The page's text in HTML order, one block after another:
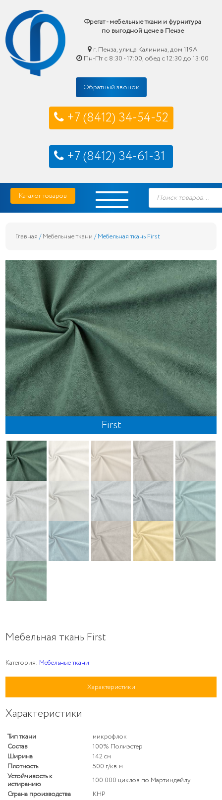
Фрегат - мебельные ткани и фурнитура
по выгодной цене в Пензе
г. Пенза, улица Калинина, дом 119А
Пн-Пт с 8:30 - 17:00, обед с 12:30 до 13:00
Обратный звонок
+7 (8412) 34-54-52
+7 (8412) 34-61-31
Skip
content
Фрегат — мебельные ткани и фурнитура купить по выгодной цене в Пензе
Каталог товаров
Поиск
товаров
Главная /Мебельные ткани / Мебельная ткань First
First
Мебельная ткань First
Категория: Мебельные ткани
Характеристики
Характеристики
Тип ткани
микрофлок
Состав
100% Полиэстер
Ширина
142 см
Плотность
500 г/кв. м
Устойчивость к
истиранию
100 000 циклов по Мартиндейлу
Страна производства
КНР